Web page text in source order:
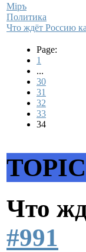
Мiръ
Политика
Что ждёт Россию
Page:
1
...
30
31
32
33
34
Что
#991